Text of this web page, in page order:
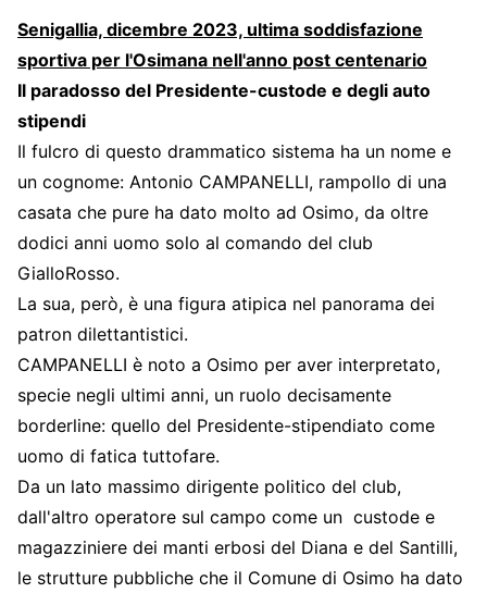
Senigallia, dicembre 2023, ultima soddisfazione
sportiva per l'Osimana nell'anno post centenario
Il paradosso del Presidente-custode e degli auto
stipendi
Il fulcro di questo drammatico sistema ha un nome e
un cognome: Antonio CAMPANELLI, rampollo di una
casata che pure ha dato molto ad Osimo, da oltre
dodici anni uomo solo al comando del club
GialloRosso.
La sua, però, è una figura atipica nel panorama dei
patron dilettantistici.
CAMPANELLI è noto a Osimo per aver interpretato,
specie negli ultimi anni, un ruolo decisamente
borderline: quello del Presidente-stipendiato come
uomo di fatica tuttofare.
Da un lato massimo dirigente politico del club,
dall'altro operatore sul campo come un custode e
magazziniere dei manti erbosi del Diana e del Santilli,
le strutture pubbliche che il Comune di Osimo ha dato